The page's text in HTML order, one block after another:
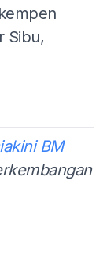
Sibu,
BM